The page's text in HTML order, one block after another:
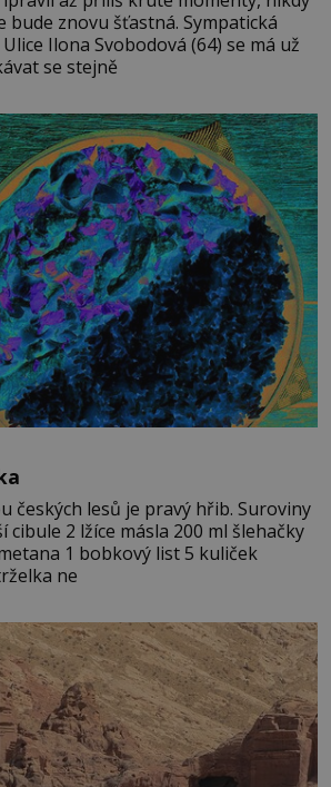
znovu šťastná. Sympatická
Ilona Svobodová (64) se má už
se stejně
lesů je pravý hřib. Suroviny
cibule 2 lžíce másla 200 ml šlehačky
1 bobkový list 5 kuliček
ne